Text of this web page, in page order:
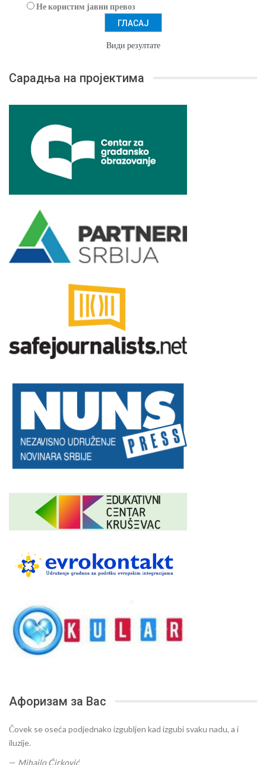
Не користим јавни превоз
Види резултате
Сарадња на пројектима
Афоризам за Вас
Čovek se oseća podjednako izgubljen kad izgubi svaku nadu, a i
iluzije.
— Mihajlo Ćirković